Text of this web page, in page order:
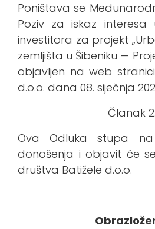
Poništava se
Poziv za iskaz
investitora za projekt
zemljišta u Šibeniku —
objavljen na web
d.o.o. dana 08. siječnja
Članak 2.
Ova Odluka stupa
donošenja i objavit će
društva Batižele d.o.o.